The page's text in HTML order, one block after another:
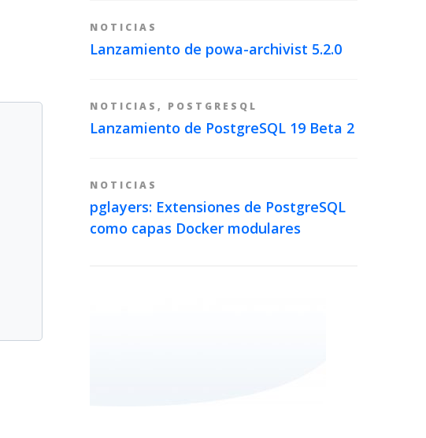
NOTICIAS
Lanzamiento de powa-archivist 5.2.0
NOTICIAS , POSTGRESQL
Lanzamiento de PostgreSQL 19 Beta 2
NOTICIAS
pglayers: Extensiones de PostgreSQL
como capas Docker modulares